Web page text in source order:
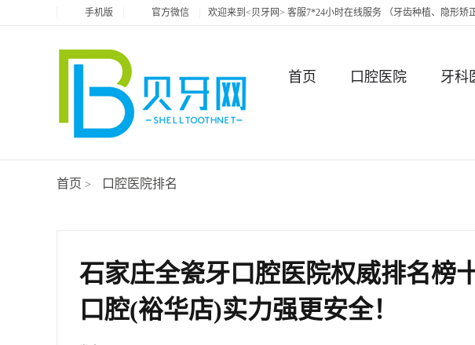
手机版 官方微信 欢迎来到<贝牙网> 客服7*24小时在线服务 （牙齿种植、隐形矫
首页 口腔医院 牙科
首页 > 口腔医院排名
石家庄全瓷牙口腔医院权威排名榜
口腔(裕华店)实力强更安全！